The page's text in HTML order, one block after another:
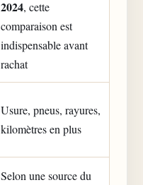
2024, cette
comparaison est
indispensable avant
rachat
Usure, pneus, rayures,
kilomètres en plus
Selon une source du